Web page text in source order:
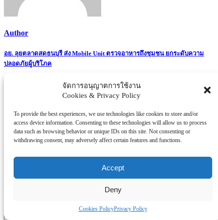
จัดการอนุญาตการใช้งาน
Cookies & Privacy Policy
To provide the best experiences, we use technologies like cookies to store and/or
access device information. Consenting to these technologies will allow us to process
data such as browsing behavior or unique IDs on this site. Not consenting or
withdrawing consent, may adversely affect certain features and functions.
Accept
Deny
Cookies PolicyPrivacy Policy
Author
Post
navigation
อย. ลุยตลาดสดธนบุรี ส่ง Mobile Unit ตรวจอาหารถึงชุมชน ยกระดับความ
ปลอดภัยผู้บริโภค
Related Posts
Leave a Reply
Your email address will not be published. Required fields are